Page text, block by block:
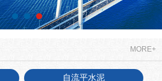
MORE+
自流平水泥